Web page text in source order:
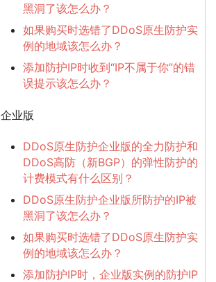
黑洞了该怎么办？
如果购买时选错了DDoS原生防护实
例的地域该怎么办？
添加防护IP时收到“IP不属于你”的错
误提示该怎么办？
企业版
DDoS原生防护企业版的全力防护和
DDoS高防（新BGP）的弹性防护的
计费模式有什么区别？
DDoS原生防护企业版所防护的IP被
黑洞了该怎么办？
如果购买时选错了DDoS原生防护实
例的地域该怎么办？
添加防护IP时，企业版实例的防护IP